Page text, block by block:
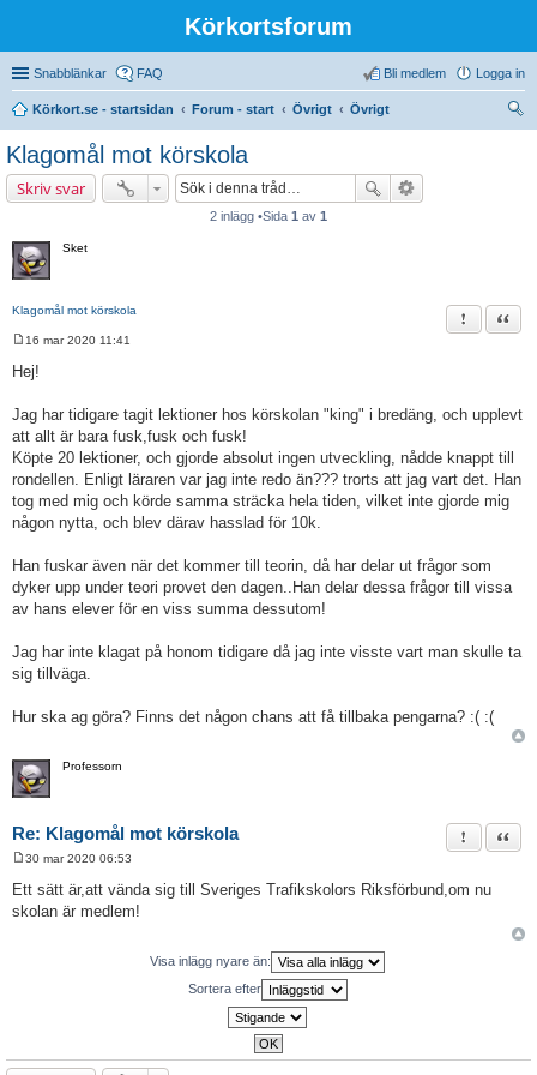
Körkortsforum
Snabblänkar FAQ Logga in
Bli medlem
Körkort.se - startsidan Forum - start Övrigt
Övrigt
Klagomål mot körskola
Skriv svar
2 inlägg •Sida 1 av 1
Sket
Klagomål mot körskola Citat
n
l
g
16 mar 2020 11:41
Hej!
Jag har tidigare tagit lektioner hos körskolan "king" i bredäng, och upplevt
att allt är bara fusk,fusk och fusk!
Köpte 20 lektioner, och gjorde absolut ingen utveckling, nådde knappt till
rondellen. Enligt läraren var jag inte redo än??? trorts att jag vart det. Han
tog med mig och körde samma sträcka hela tiden, vilket inte gjorde mig
någon nytta, och blev därav hasslad för 10k.
Han fuskar även när det kommer till teorin, då har delar ut frågor som
dyker upp under teori provet den dagen..Han delar dessa frågor till vissa
av hans elever för en viss summa dessutom!
Jag har inte klagat på honom tidigare då jag inte visste vart man skulle ta
sig tillväga.
Hur ska ag göra? Finns det någon chans att få tillbaka pengarna? :( :(
Professorn
Re: Klagomål mot körskola Citat
n
l
ä
30 mar 2020 06:53
Ett sätt är,att vända sig till Sveriges Trafikskolors Riksförbund,om nu
skolan är medlem!
Visa inlägg nyare än:
Sortera efter